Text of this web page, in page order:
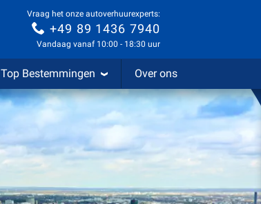
Vraag het onze autoverhuurexperts:
+49 89 1436 7940
Vandaag vanaf 10:00 - 18:30 uur
Top Bestemmingen Over ons